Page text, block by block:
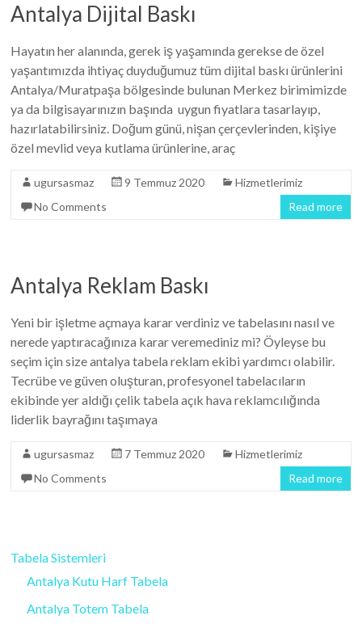
Antalya Dijital Baskı
Hayatın her alanında, gerek iş yaşamında gerekse de özel
yaşantımızda ihtiyaç duyduğumuz tüm dijital baskı ürünlerini
Antalya/Muratpaşa bölgesinde bulunan Merkez birimimizde
ya da bilgisayarınızın başında uygun fiyatlara tasarlayıp,
hazırlatabilirsiniz. Doğum günü, nişan çerçevlerinden, kişiye
özel mevlid veya kutlama ürünlerine, araç
ugursasmaz 9 Temmuz 2020
Hizmetlerimiz
No Comments
Read more
Antalya Reklam Baskı
Yeni bir işletme açmaya karar verdiniz ve tabelasını nasıl ve
nerede yaptıracağınıza karar veremediniz mi? Öyleyse bu
seçim için size antalya tabela reklam ekibi yardımcı olabilir.
Tecrübe ve güven oluşturan, profesyonel tabelacıların
ekibinde yer aldığı çelik tabela açık hava reklamcılığında
liderlik bayrağını taşımaya
ugursasmaz 7 Temmuz 2020
Hizmetlerimiz
No Comments
Read more
Tabela Sistemleri
Antalya Kutu Harf Tabela
Antalya Totem Tabela